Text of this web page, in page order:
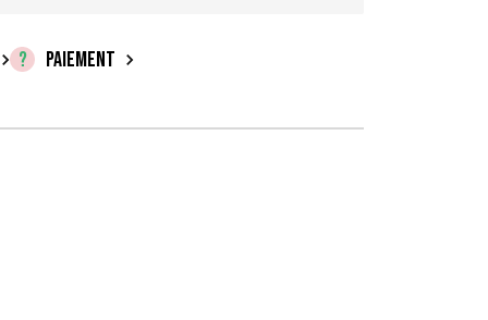
2
,
PAIEMENT